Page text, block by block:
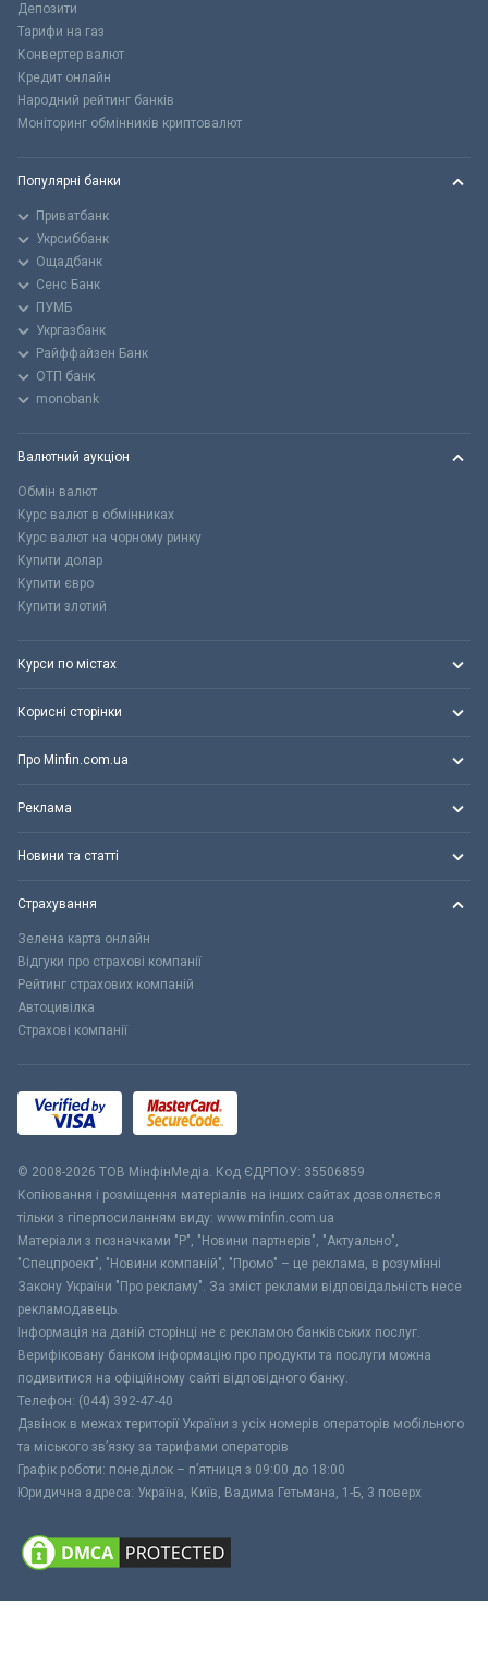
Депозити
Тарифи на газ
Конвертер валют
Кредит онлайн
Народний рейтинг банків
Моніторинг обмінників криптовалют
Популярні банки
Приватбанк
Укрсиббанк
Ощадбанк
Сенс Банк
ПУМБ
Укргазбанк
Райффайзен Банк
ОТП банк
monobank
Валютний аукціон
Обмін валют
Курс валют в обмінниках
Курс валют на чорному ринку
Купити долар
Купити євро
Купити злотий
Курси по містах
Корисні сторінки
Про Minfin.com.ua
Реклама
Новини та статті
Страхування
Зелена карта онлайн
Відгуки про страхові компанії
Рейтинг страхових компаній
Автоцивілка
Страхові компанії
© 2008-2026 ТОВ МiнфiнМедiа. Код ЄДРПОУ: 35506859
Копіювання і розміщення матеріалів на інших сайтах дозволяється
тільки з гіперпосиланням виду: www.minfin.com.ua
Матеріали з позначками "Р", "Новини партнерів", "Актуально",
"Спецпроект", "Новини компаній", "Промо" – це реклама, в розумінні
Закону України "Про рекламу". За зміст реклами відповідальність несе
рекламодавець.
Інформація на даній сторінці не є рекламою банківських послуг.
Верифіковану банком інформацію про продукти та послуги можна
подивитися на офіційному сайті відповідного банку.
Телефон: (044) 392-47-40
Дзвінок в межах території України з усіх номерів операторів мобільного
та міського зв’язку за тарифами операторів
Графік роботи: понеділок – п’ятниця з 09:00 до 18:00
Юридична адреса: Україна, Київ, Вадима Гетьмана, 1-Б, 3 поверх